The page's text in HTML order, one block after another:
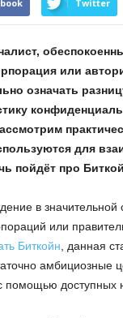
Twitter
или
означать
для
пойдёт про
в
или
Биткойн , данная
амбициозные
помощью доступных